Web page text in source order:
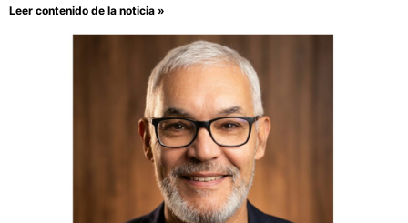
Leer contenido de la noticia »